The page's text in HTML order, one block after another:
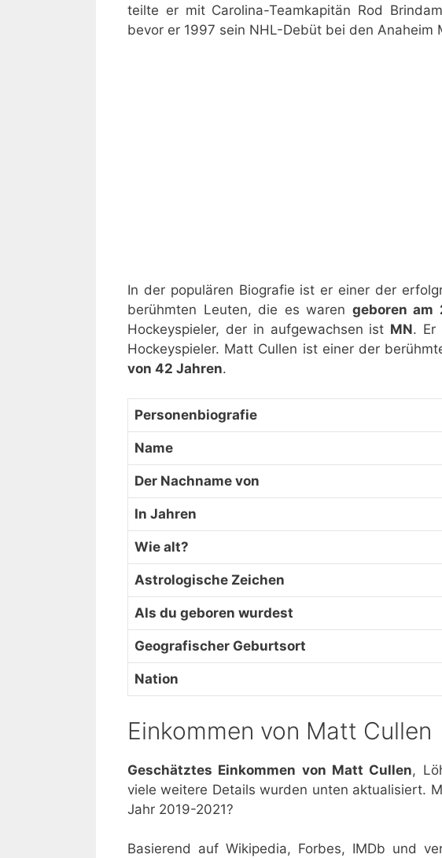
teilte er mit Carolina-Teamkapitän Rod
bevor er 1997 sein NHL-Debüt bei den Anaheim
In der populären Biografie ist er einer der
berühmten Leuten, die es waren geboren am
Hockeyspieler, der in aufgewachsen ist MN. Er
Hockeyspieler. Matt Cullen ist einer der
von 42 Jahren.
Personenbiografie
Name
Der Nachname von
In Jahren
Wie alt?
Astrologische Zeichen
Als du geboren wurdest
Geografischer Geburtsort
Nation
Einkommen von Matt Cullen
Geschätztes Einkommen von Matt Cullen,
viele weitere Details wurden unten aktualisiert.
Jahr 2019-2021?
Basierend auf Wikipedia, Forbes, IMDb und